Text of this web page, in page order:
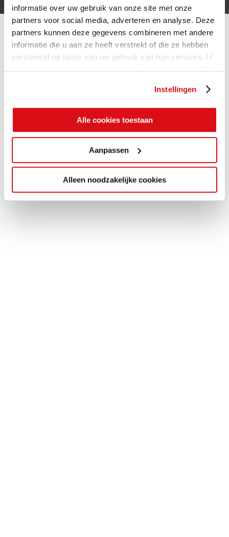
informatie over uw gebruik van onze site met onze
partners voor social media, adverteren en analyse. Deze
partners kunnen deze gegevens combineren met andere
informatie die u aan ze heeft verstrekt of die ze hebben
verzameld op basis van uw gebruik van hun services. U
gaat akkoord met onze cookies als u onze website blijft
Instellingen
Alle cookies toestaan
Aanpassen
Alleen noodzakelijke cookies